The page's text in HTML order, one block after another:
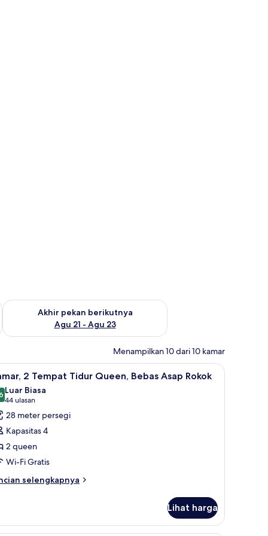
Agu 14 - Agu 16
Akhir pekan berikutnya
Agu 21 - Agu 23
Periksa ketersediaan untuk akhir pekan berikutnya Agu 21 -
Menampilkan 10 dari 10 kamar
setrika/meja setrika Seprai antialergi, brankas, meja kerja, dan
7 2 Tempat Tidur Queen, Bebas Asap Rokok
dari 10
Luar Biasa
44 ulasan
(44
ulasan)
28 meter persegi
Kapasitas 4
2 queen
Wi-Fi Gratis
selengkapnya
Lihat harga